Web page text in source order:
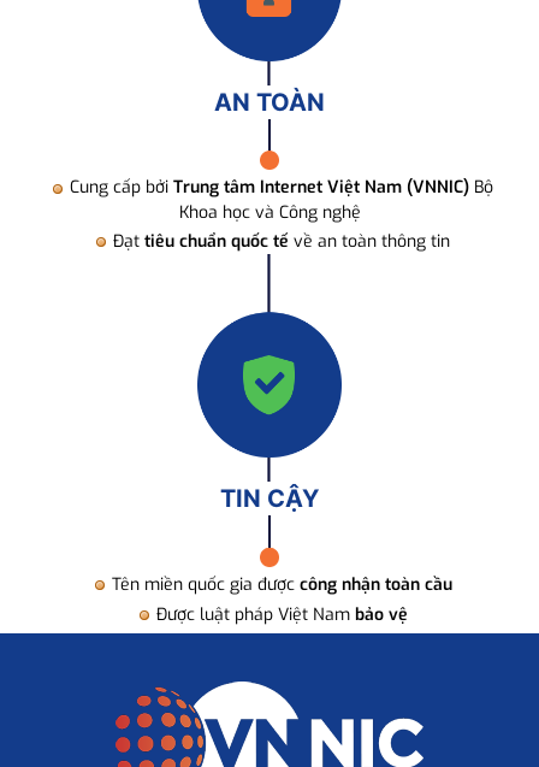
AN TOÀN
Cung cấp bởi Trung tâm Internet Việt Nam (VNNIC) Bộ
Khoa học và Công nghệ
Đạt tiêu chuẩn quốc tế về an toàn thông tin
TIN CẬY
Tên miền quốc gia được công nhận toàn cầu
Được luật pháp Việt Nam bảo vệ